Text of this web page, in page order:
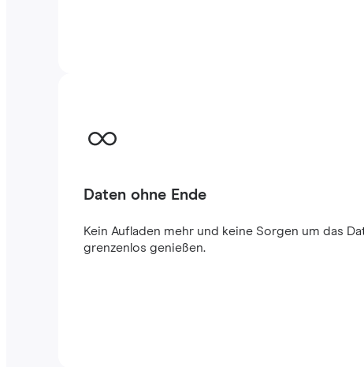
Daten ohne Ende
Kein Aufladen mehr und keine Sorgen um das
grenzenlos genießen.